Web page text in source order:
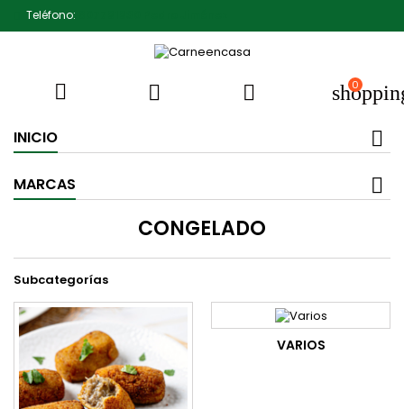
Teléfono:
   0
INICIO
MARCAS
CONGELADO
Subcategorías
VARIOS